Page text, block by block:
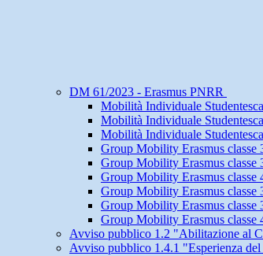
DM 61/2023 - Erasmus PNRR
Mobilità Individuale
Mobilità Individuale
Mobilità Individuale
Group Mobility Erasmus classe
Group Mobility Erasmus classe
Group Mobility Erasmus classe
Group Mobility Erasmus classe
Group Mobility Erasmus classe
Group Mobility Erasmus classe
Avviso pubblico 1.2 "Abilitazione al
Avviso pubblico 1.4.1 "Esperienza